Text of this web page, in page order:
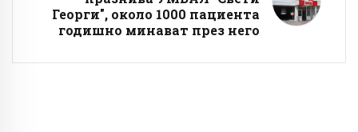
Георги", около 1000 пациента
годишно минават през него